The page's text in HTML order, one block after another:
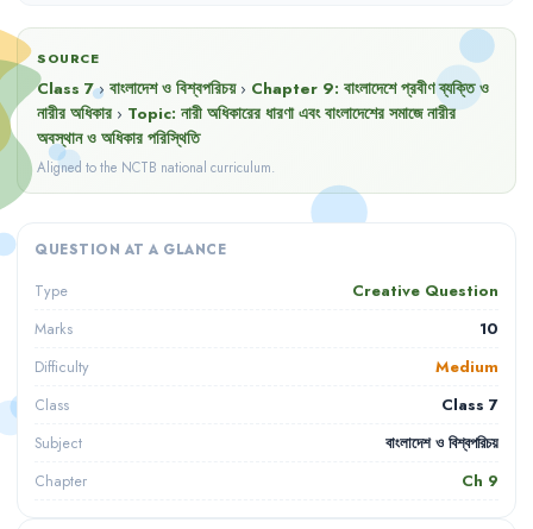
SOURCE
Class 7› বাংলাদেশ ও বিশ্বপরিচয় › Chapter 9: বাংলাদেশে প্রবীণ ব্যক্তি ও
নারীর অধিকার › Topic: নারী অধিকারের ধারণা এবং বাংলাদেশের সমাজে নারীর
অবস্থান ও অধিকার পরিস্থিতি
Aligned to the NCTB national curriculum.
QUESTION AT A GLANCE
Type Creative Question
Marks 10
Difficulty Medium
Class Class 7
Subject বাংলাদেশ ও বিশ্বপরিচয়
Chapter Ch 9